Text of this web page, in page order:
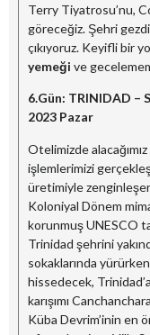
Terry Tiyatrosu’nu,
göreceğiz. Şehri
çıkıyoruz. Keyifli bir
yemeği ve
6.Gün: TRINIDAD –
2023 Pazar
Otelimizde
işlemlerimizi
üretimiyle
Koloniyal Dönem
korunmuş UNESCO
Trinidad şehrini
sokaklarında yürürken
hissedecek,
karışımı
Küba Devrim’inin en